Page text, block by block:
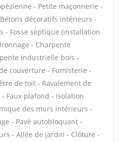
- Petite maçonnerie -
décoratifs intérieurs -
- Fosse septique (installation
- Charpente
industrielle bois -
couverture - Fumisterie -
de toit - Ravalement de
Faux plafond - Isolation
des murs intérieurs -
- Pavé autobloquant -
- Allée de jardin - Clôture -